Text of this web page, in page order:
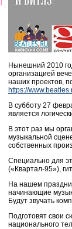
Нынешний 2010
организацией
наших проектов,
https://
В субботу 27
является
В этот раз мы
музыкальной
собственных
Специально для
(«Квартал-95»),
На нашем
начинающие
Будут звучать
Подготовят свои
национального